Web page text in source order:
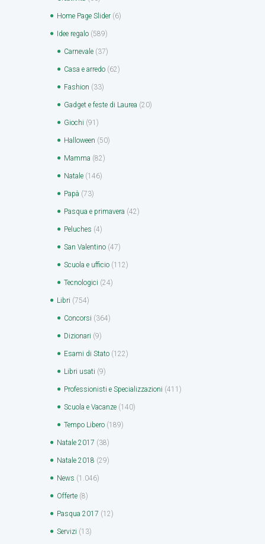
Home Page Slider (6)
Idee regalo (589)
Carnevale (37)
Casa e arredo (62)
Fashion (33)
Gadget e feste di Laurea (20)
Giochi (91)
Halloween (50)
Mamma (82)
Natale (146)
Papà (73)
Pasqua e primavera (42)
Peluches (4)
San Valentino (47)
Scuola e ufficio (112)
Tecnologici (24)
Libri (754)
Concorsi (364)
Dizionari (9)
Esami di Stato (122)
Libri usati (9)
Professionisti e Specializzazioni (411)
Scuola e Vacanze (140)
Tempo Libero (189)
Natale 2017 (38)
Natale 2018 (29)
News (1.046)
Offerte (8)
Pasqua 2017 (12)
Servizi (13)